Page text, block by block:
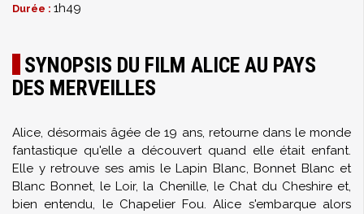
Durée : 1h49
SYNOPSIS DU FILM ALICE AU PAYS
DES MERVEILLES
Alice, désormais âgée de 19 ans, retourne dans le monde
fantastique qu'elle a découvert quand elle était enfant.
Elle y retrouve ses amis le Lapin Blanc, Bonnet Blanc et
Blanc Bonnet, le Loir, la Chenille, le Chat du Cheshire et,
bien entendu, le Chapelier Fou. Alice s'embarque alors